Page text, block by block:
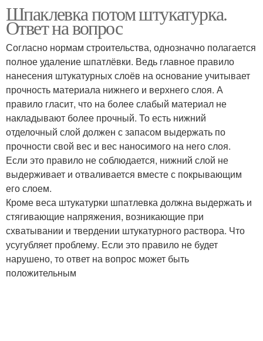
Шпаклевка потом штукатурка.
Ответ на вопрос
Согласно нормам строительства, однозначно полагается
полное удаление шпатлёвки. Ведь главное правило
нанесения штукатурных слоёв на основание учитывает
прочность материала нижнего и верхнего слоя. А
правило гласит, что на более слабый материал не
накладывают более прочный. То есть нижний
отделочный слой должен с запасом выдержать по
прочности свой вес и вес наносимого на него слоя.
Если это правило не соблюдается, нижний слой не
выдерживает и отваливается вместе с покрывающим
его слоем.
Кроме веса штукатурки шпатлевка должна выдержать и
стягивающие напряжения, возникающие при
схватывании и твердении штукатурного раствора. Что
усугубляет проблему. Если это правило не будет
нарушено, то ответ на вопрос может быть
положительным